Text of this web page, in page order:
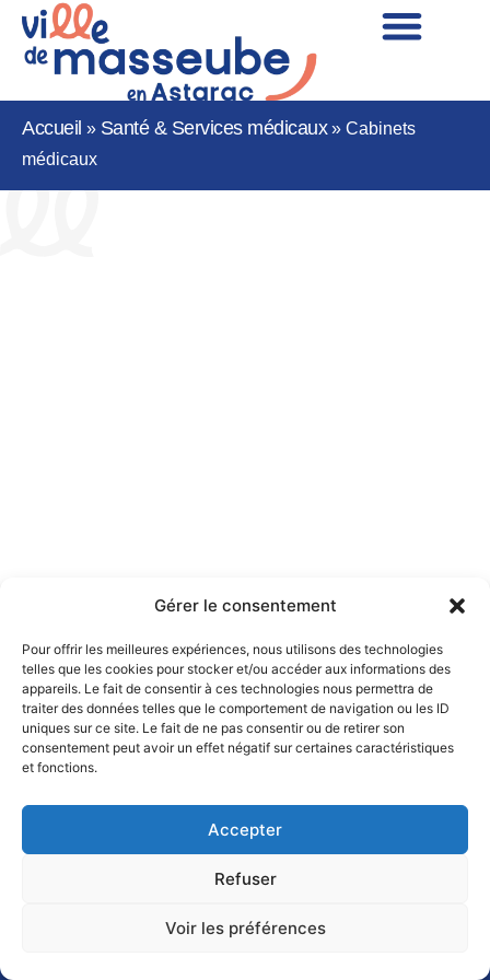
Gérer le consentement
Pour offrir les meilleures expériences, nous utilisons des technologies
telles que les cookies pour stocker et/ou accéder aux informations des
appareils. Le fait de consentir à ces technologies nous permettra de
traiter des données telles que le comportement de navigation ou les ID
uniques sur ce site. Le fait de ne pas consentir ou de retirer son
consentement peut avoir un effet négatif sur certaines caractéristiques
et fonctions.
Accepter
Refuser
Voir les préférences
Accueil » Santé & Services médicaux» Cabinets
médicaux